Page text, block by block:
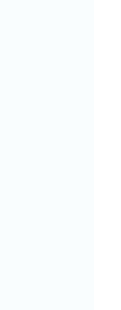
ริษัทจัดการไม่
และความ
การแก้ไข
ดๆ ใน
พื่อตนเองได้
ารลงทุน
ทุนดังกล่าว
ดการจะ
ยหลักทรัพย์
วมถึง
กรณีที่เกิดขึ้น